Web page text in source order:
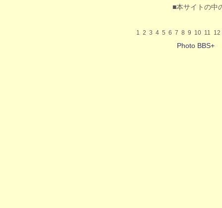
■本サイトの中
1 2 3 4 5 6 7 8 9 10 11 12
Photo BBS+